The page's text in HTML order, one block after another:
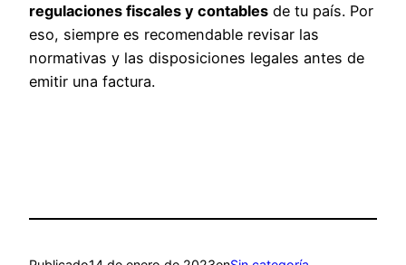
regulaciones fiscales y contables de tu país. Por
eso, siempre es recomendable revisar las
normativas y las disposiciones legales antes de
emitir una factura.